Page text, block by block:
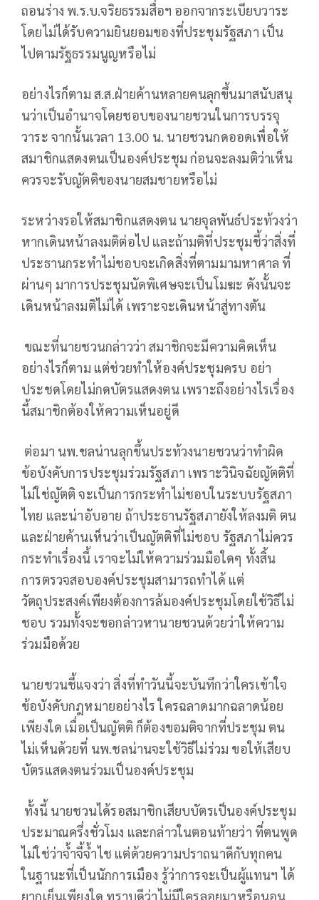
ถอนร่าง พ.ร.บ.จริยธรรมสื่อฯ ออกจากระเบียบวาระ
โดยไม่ได้รับความยินยอมของที่ประชุมรัฐสภา เป็น
ไปตามรัฐธรรมนูญหรือไม่
อย่างไรก็ตาม ส.ส.ฝ่ายค้านหลายคนลุกขึ้นมาสนับสนุ
นว่าเป็นอำนาจโดยชอบของนายชวนในการบรรจุ
วาระ จากนั้นเวลา 13.00 น. นายชวนกดออดเพื่อให้
สมาชิกแสดงตนเป็นองค์ประชุม ก่อนจะลงมติว่าเห็น
ควรจะรับญัตติของนายสมชายหรือไม่
ระหว่างรอให้สมาชิกแสดงตน นายจุลพันธ์ประท้วงว่า
หากเดินหน้าลงมติต่อไป และถ้ามติที่ประชุมชี้ว่าสิ่งที่
ประธานกระทำไม่ชอบจะเกิดสิ่งที่ตามมามหาศาล ที่
ผ่านๆ มาการประชุมนัดพิเศษจะเป็นโมฆะ ดังนั้นจะ
เดินหน้าลงมติไม่ได้ เพราะจะเดินหน้าสู่ทางตัน
ขณะที่นายชวนกล่าวว่า สมาชิกจะมีความคิดเห็น
อย่างไรก็ตาม แต่ช่วยทำให้องค์ประชุมครบ อย่า
ประชดโดยไม่กดบัตรแสดงตน เพราะถึงอย่างไรเรื่อง
นี้สมาชิกต้องให้ความเห็นอยู่ดี
ต่อมา นพ.ชลน่านลุกขึ้นประท้วงนายชวนว่าทำผิด
ข้อบังคับการประชุมร่วมรัฐสภา เพราะวินิจฉัยญัตติที่
ไม่ใช่ญัตติ จะเป็นการกระทำไม่ชอบในระบบรัฐสภา
ไทย และน่าอับอาย ถ้าประธานรัฐสภายังให้ลงมติ ตน
และฝ่ายค้านเห็นว่าเป็นญัตติที่ไม่ชอบ รัฐสภาไม่ควร
กระทำเรื่องนี้ เราจะไม่ให้ความร่วมมือใดๆ ทั้งสิ้น
การตรวจสอบองค์ประชุมสามารถทำได้ แต่
วัตถุประสงค์เพียงต้องการล้มองค์ประชุมโดยใช้วิธีไม่
ชอบ รวมทั้งจะขอกล่าวหานายชวนด้วยว่าให้ความ
ร่วมมือด้วย
นายชวนชี้แจงว่า สิ่งที่ทำวันนี้จะบันทึกว่าใครเข้าใจ
ข้อบังคับกฎหมายอย่างไร ใครฉลาดมากฉลาดน้อย
เพียงใด เมื่อเป็นญัตติ ก็ต้องขอมติจากที่ประชุม ตน
ไม่เห็นด้วยที่ นพ.ชลน่านจะใช้วิธีไม่ร่วม ขอให้เสียบ
บัตรแสดงตนร่วมเป็นองค์ประชุม
ทั้งนี้ นายชวนได้รอสมาชิกเสียบบัตรเป็นองค์ประชุม
ประมาณครึ่งชั่วโมง และกล่าวในตอนท้ายว่า ที่ตนพูด
ไม่ใช่ว่าจ้ำจี้จ้ำไช แต่ด้วยความปราถนาดีกับทุกคน
ในฐานะที่เป็นนักการเมือง รู้ว่าการจะเป็นผู้แทนฯ ได้
ยากเย็นเพียงใด ทราบดีว่าไม่มีใครลอยมาหรือนอน